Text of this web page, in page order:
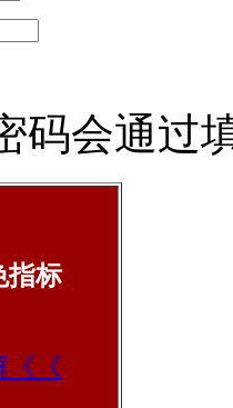
码会通过
指标
《《